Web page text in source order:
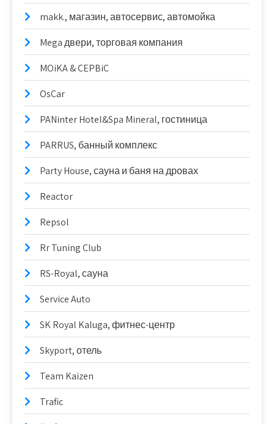
makk., магазин, автосервис, автомойка
Mega двери, торговая компания
MOiKA & CEPBiC
OsCar
PANinter Hotel&Spa Mineral, гостиница
PARRUS, банный комплекс
Party House, сауна и баня на дровах
Reactor
Repsol
Rr Tuning Club
RS-Royal, сауна
Service Auto
SK Royal Kaluga, фитнес-центр
Skyport, отель
Team Kaizen
Trafic